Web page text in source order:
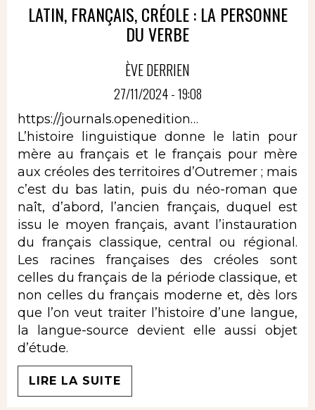
LATIN, FRANÇAIS, CRÉOLE : LA PERSONNE
DU VERBE
ÈVE DERRIEN
27/11/2024 - 19:08
https://journals.openedition…
L’histoire linguistique donne le latin pour
mère au français et le français pour mère
aux créoles des territoires d’Outremer ; mais
c’est du bas latin, puis du néo-roman que
naît, d’abord, l’ancien français, duquel est
issu le moyen français, avant l’instauration
du français classique, central ou régional.
Les racines françaises des créoles sont
celles du français de la période classique, et
non celles du français moderne et, dès lors
que l’on veut traiter l’histoire d’une langue,
la langue-source devient elle aussi objet
d’étude.
LIRE LA SUITE